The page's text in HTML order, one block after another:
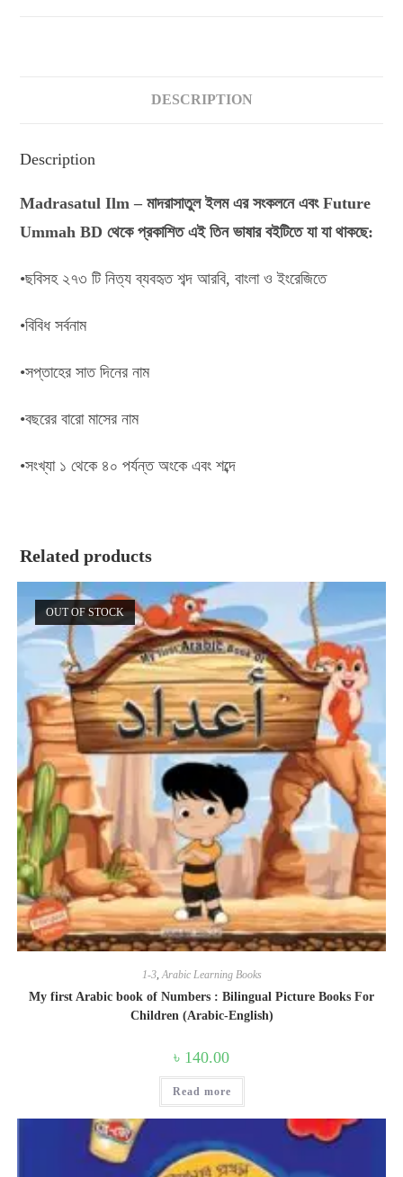
DESCRIPTION
Description
Madrasatul Ilm – মাদরাসাতুল ইলম এর সংকলনে এবং Future
Ummah BD থেকে প্রকাশিত এই তিন ভাষার বইটিতে যা যা থাকছে:
•ছবিসহ ২৭৩ টি নিত্য ব্যবহৃত শব্দ আরবি, বাংলা ও ইংরেজিতে
•বিবিধ সর্বনাম
•সপ্তাহের সাত দিনের নাম
•বছরের বারো মাসের নাম
•সংখ্যা ১ থেকে ৪০ পর্যন্ত অংকে এবং শব্দে
Related products
OUT OF STOCK
1-3,Arabic Learning Books
My first Arabic book of Numbers : Bilingual Picture Books For
Children (Arabic-English)
৳ 140.00
Read more